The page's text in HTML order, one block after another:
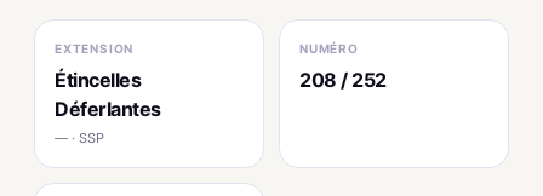
EXTENSION
Étincelles
Déferlantes
— · SSP
NUMÉRO
208 / 252